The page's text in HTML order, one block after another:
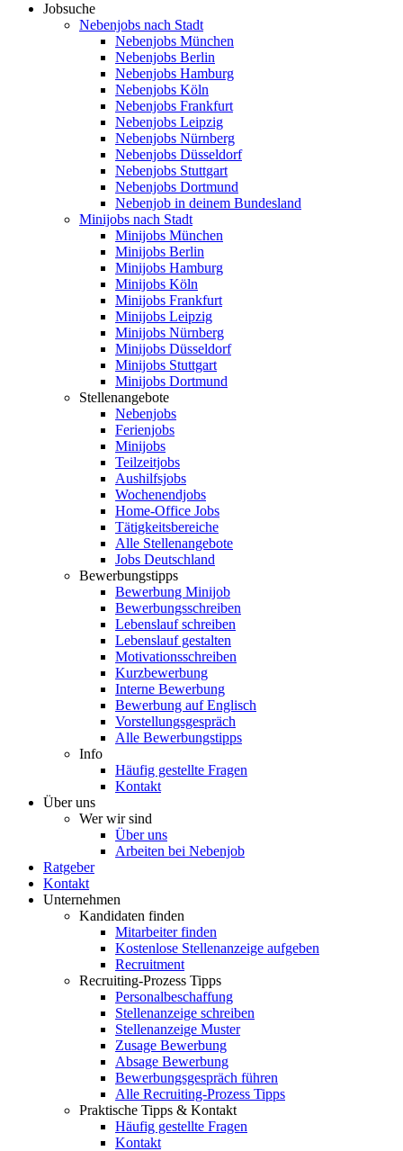
Jobsuche
Nebenjobs nach Stadt
Nebenjobs München
Nebenjobs Berlin
Nebenjobs Hamburg
Nebenjobs Köln
Nebenjobs Frankfurt
Nebenjobs Leipzig
Nebenjobs Nürnberg
Nebenjobs Düsseldorf
Nebenjobs Stuttgart
Nebenjobs Dortmund
Nebenjob in deinem Bundesland
Minijobs nach Stadt
Minijobs München
Minijobs Berlin
Minijobs Hamburg
Minijobs Köln
Minijobs Frankfurt
Minijobs Leipzig
Minijobs Nürnberg
Minijobs Düsseldorf
Minijobs Stuttgart
Minijobs Dortmund
Stellenangebote
Nebenjobs
Ferienjobs
Minijobs
Teilzeitjobs
Aushilfsjobs
Wochenendjobs
Home-Office Jobs
Tätigkeitsbereiche
Alle Stellenangebote
Jobs Deutschland
Bewerbungstipps
Bewerbung Minijob
Bewerbungsschreiben
Lebenslauf schreiben
Lebenslauf gestalten
Motivationsschreiben
Kurzbewerbung
Interne Bewerbung
Bewerbung auf Englisch
Vorstellungsgespräch
Alle Bewerbungstipps
Info
Häufig gestellte Fragen
Kontakt
Über uns
Wer wir sind
Über uns
Arbeiten bei Nebenjob
Ratgeber
Kontakt
Unternehmen
Kandidaten finden
Mitarbeiter finden
Kostenlose Stellenanzeige aufgeben
Recruitment
Recruiting-Prozess Tipps
Personalbeschaffung
Stellenanzeige schreiben
Stellenanzeige Muster
Zusage Bewerbung
Absage Bewerbung
Bewerbungsgespräch führen
Alle Recruiting-Prozess Tipps
Praktische Tipps & Kontakt
Häufig gestellte Fragen
Kontakt